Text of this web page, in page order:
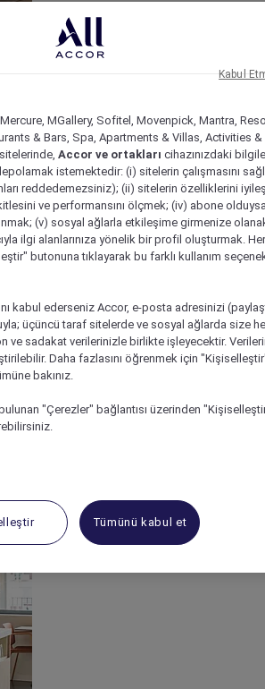
MGallery, Sofitel, Movenpick, Mantra,
& Bars, Spa, Apartments & Villas, Activities &
Accor ve ortakları cihazınızdaki
istemektedir: (i) sitelerin çalışmasını
reddedemezsiniz); (ii) sitelerin özelliklerini
ve performansını ölçmek; (iv) abone
(v) sosyal ağlarla etkileşime girmenize
ilgi alanlarınıza yönelik bir profil oluşturmak. Her
butonuna tıklayarak bu farklı kullanım
kabul ederseniz Accor, e-posta adresinizi
üçüncü taraf sitelerde ve sosyal ağlarda size
ve sadakat verilerinizle birlikte işleyecektir.
Daha fazlasını öğrenmek için
bakınız.
"Çerezler" bağlantısı üzerinden
Tümünü kabul et
Kabul